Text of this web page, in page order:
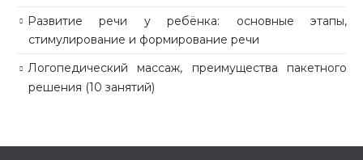
Развитие речи у ребёнка: основные этапы,
стимулирование и формирование речи
Логопедический массаж, преимущества пакетного
решения (10 занятий)